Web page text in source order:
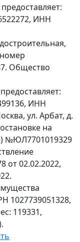
ИНН
Общество
ИНН
ул. Арбат, д.
на
№ЮЛ7701019329
от 02.02.2022,
1027739051328,
119331,